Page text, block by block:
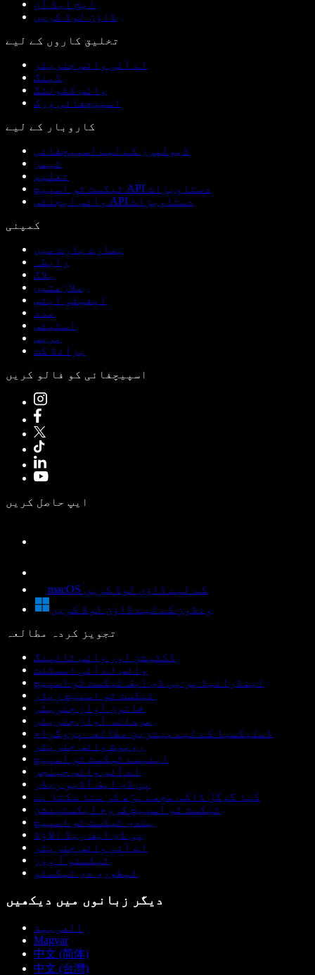
ایج ایڈ آن
ڈاؤن لوڈ کریں
تخلیق کاروں کے لیے
اے آئی وائس جنریٹر
ڈبنگ
وائس کلوننگ
اسپیچفائی ورک
کاروبار کے لیے
ڈیولپرز کے لیے اسپیچفائی
ٹیمز
تعلیم
ٹیکسٹ ٹو اسپیچ API دستاویزات
وائس ایجنٹس API دستاویزات
کمپنی
ہمارے بارے میں
رابطہ
بلاگ
ملازمتیں
ایفیلی ایٹس
مدد
اسٹیٹس
پریس
برانڈ کٹ
اسپیچفائی کو فالو کریں
ایپ حاصل کریں
macOS کے لیے ڈاؤن لوڈ کریں
ونڈوز کے لیے ڈاؤن لوڈ کریں
تجویز کردہ مطالعہ
ڈکٹیشن اور وائس ٹائپنگ
وائس اے آئی اسسٹنٹ
اینڈرائیڈ پر پی ڈی ایف ٹیکسٹ ٹو اسپیچ
ٹیکسٹ ٹو اسپیچ ریڈر
خاتون آواز جنریٹر
مردانہ آواز جنریٹر
ڈسلیکسیا کے لیے بہترین مطالعہ پروگرام
روبوٹ وائس جنریٹر
اینیمے ٹیکسٹ ٹو اسپیچ
اے آئی وائس چینجر
پی ڈی ایف آڈیو ریڈر
کیا گوگل ڈاکس مجھے پڑھ کر سنا سکتا ہے
ٹیکسٹ ٹو اسپیچ کروم ایکسٹینشن
ہندی ٹیکسٹ ٹو اسپیچ
پی ڈی ایف ریڈ الاؤڈ
اے آئی وائس جنریٹر
ٹیکستو آ ووز
لیطوری دی ٹیکسٹو
دیگر زبانوں میں دیکھیں
العربية
Magyar
中文 (简体)
中文 (台灣)